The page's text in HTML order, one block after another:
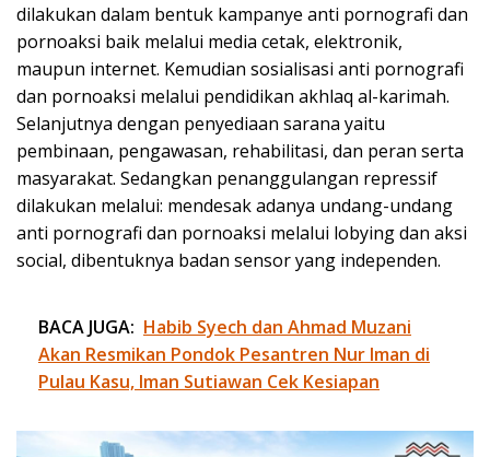
dilakukan dalam bentuk kampanye anti pornografi dan
pornoaksi baik melalui media cetak, elektronik,
maupun internet. Kemudian sosialisasi anti pornografi
dan pornoaksi melalui pendidikan akhlaq al-karimah.
Selanjutnya dengan penyediaan sarana yaitu
pembinaan, pengawasan, rehabilitasi, dan peran serta
masyarakat. Sedangkan penanggulangan repressif
dilakukan melalui: mendesak adanya undang-undang
anti pornografi dan pornoaksi melalui lobying dan aksi
social, dibentuknya badan sensor yang independen.
BACA JUGA: Habib Syech dan Ahmad Muzani
Akan Resmikan Pondok Pesantren Nur Iman di
Pulau Kasu, Iman Sutiawan Cek Kesiapan